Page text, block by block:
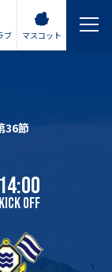
ブ マスコット
36節
14:00
KICK OFF